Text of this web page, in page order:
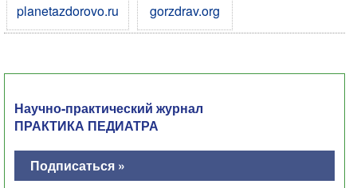
planetazdorovo.ru
gorzdrav.org
Научно-практический журнал
ПРАКТИКА ПЕДИАТРА
Подписаться »